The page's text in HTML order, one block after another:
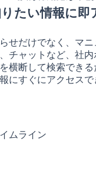
たい情報に即
せだけでなく、マ
チャットなど、社
横断して検索できる
にすぐにアクセスで